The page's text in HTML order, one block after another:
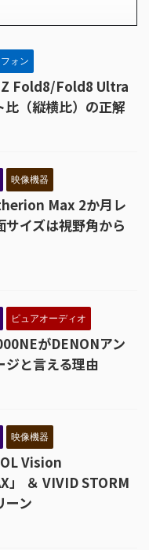
ォン
Z Fold8/Fold8 Ultra
比（縦横比）の正解
映像機器
Max 2か月レ
サイズは視野角から
ピュアオーディオ
がDENONアン
ジと言える理由
映像機器
Vision
」 ＆ VIVID STORM
ーン